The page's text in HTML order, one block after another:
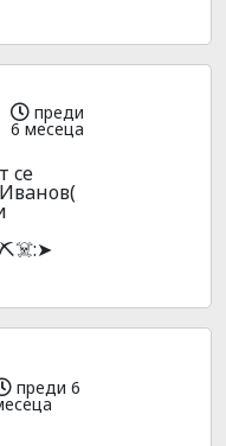
преди
6 месеца
ce
преди 6